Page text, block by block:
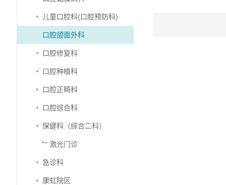
儿童口腔科(口腔预防科)
口腔颌面外科
口腔修复科
口腔种植科
口腔正畸科
口腔综合科
保健科（综合二科）
﹂激光门诊
急诊科
康虹院区